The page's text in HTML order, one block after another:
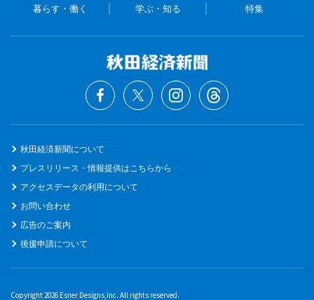
暮らす・働く 学ぶ・知る 特集
秋田経済新聞について
プレスリリース・情報提供はこちらから
アクセスデータの利用について
お問い合わせ
広告のご案内
後援申請について
Copyright 2026 Esner Designs,Inc. All rights reserved.